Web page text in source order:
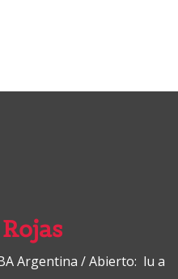
Argentina / Abierto: lu a